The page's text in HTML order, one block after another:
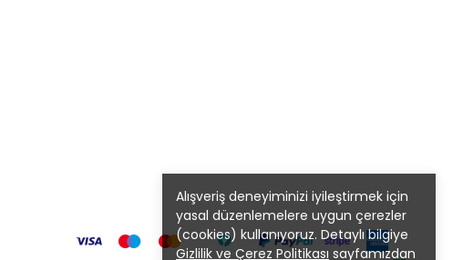
Alışveriş deneyiminizi iyileştirmek için
yasal düzenlemelere uygun çerezler
(cookies) kullanıyoruz. Detaylı bilgiye
Gizlilik ve Çerez Politikası sayfamızdan